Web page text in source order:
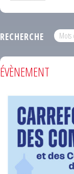
RECHERCHE
ÉVÈNEMENT